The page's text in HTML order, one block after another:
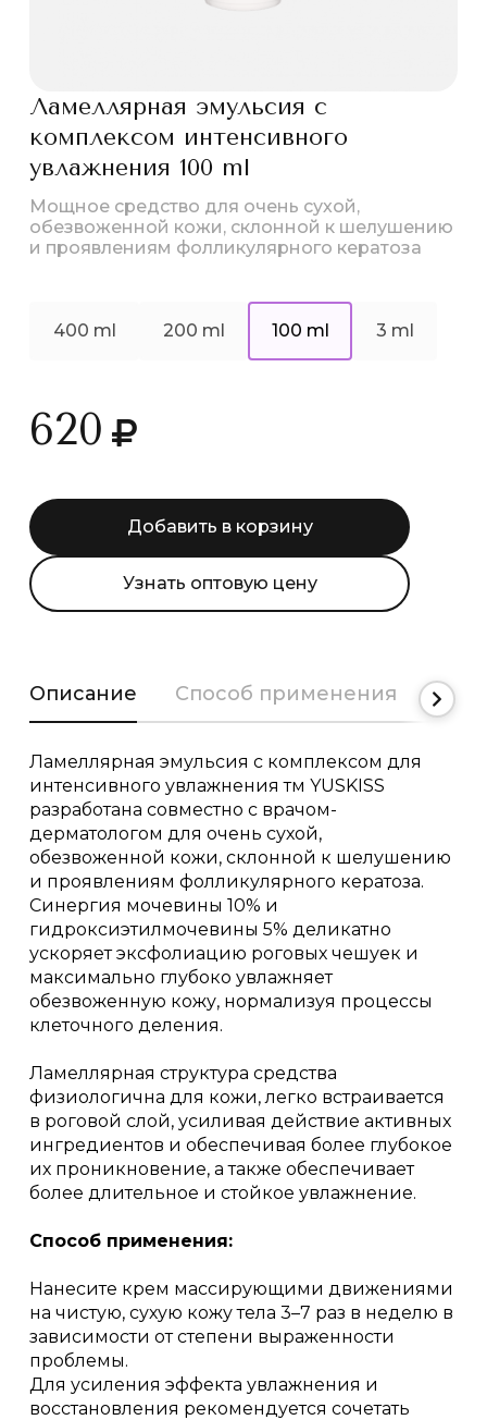
Ламеллярная эмульсия с
комплексом интенсивного
увлажнения 100 ml
Мощное средство для очень сухой,
обезвоженной кожи, склонной к шелушению
и проявлениям фолликулярного кератоза
400 ml 200 ml 100 ml 3 ml
620
Добавить в корзину
Узнать оптовую цену
Описание Способ применения
Ламеллярная эмульсия с комплексом для
интенсивного увлажнения тм YUSKISS
разработана совместно с врачом-
дерматологом для очень сухой,
обезвоженной кожи, склонной к шелушению
и проявлениям фолликулярного кератоза.
Синергия мочевины 10% и
гидроксиэтилмочевины 5% деликатно
ускоряет эксфолиацию роговых чешуек и
максимально глубоко увлажняет
обезвоженную кожу, нормализуя процессы
клеточного деления.
Ламеллярная структура средства
физиологична для кожи, легко встраивается
в роговой слой, усиливая действие активных
ингредиентов и обеспечивая более глубокое
их проникновение, а также обеспечивает
более длительное и стойкое увлажнение.
Способ применения:
Нанесите крем массирующими движениями
на чистую, сухую кожу тела 3–7 раз в неделю в
зависимости от степени выраженности
проблемы.
Для усиления эффекта увлажнения и
восстановления рекомендуется сочетать